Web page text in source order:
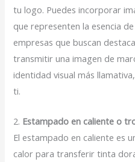
tu logo. Puedes incorporar
que representen la esencia
empresas que buscan
transmitir una imagen de
identidad visual más
ti.
2. Estampado en caliente o
El estampado en caliente es
calor para transferir tinta